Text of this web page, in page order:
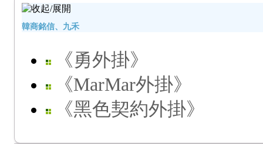
韓商銘信、九禾
《勇外掛》
《MarMar外掛》
《黑色契約外掛》